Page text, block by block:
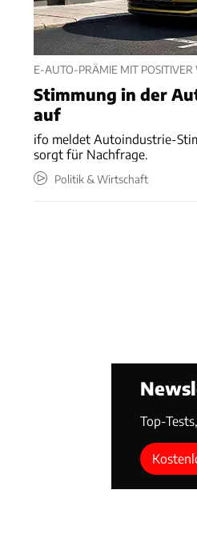
E-AUTO-PRÄMIE MIT POSITIVER
Stimmung in der
auf
ifo meldet Autoindustrie-
sorgt für Nachfrage.
Politik & Wirtschaft
Top-